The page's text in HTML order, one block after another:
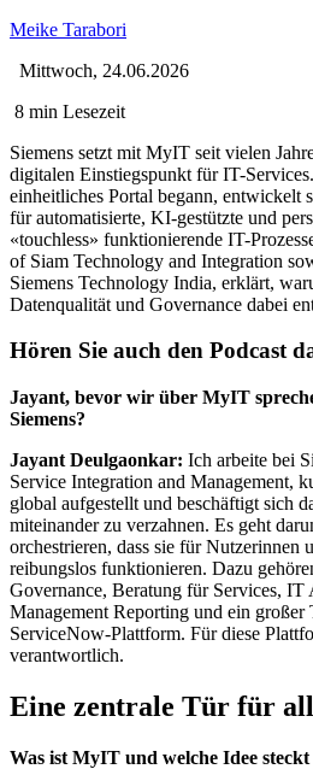
Meike Tarabori
Mittwoch, 24.06.2026
8 min Lesezeit
Siemens setzt mit MyIT seit vielen
digitalen Einstiegspunkt für IT-
einheitliches Portal begann, entwickelt
für automatisierte, KI-gestützte und
«touchless» funktionierende IT-
of Siam Technology and Integration
Siemens Technology India, erklärt,
Datenqualität und Governance dabei
Hören Sie auch den Podcast
Jayant, bevor wir über MyIT
Siemens?
Jayant Deulgaonkar: Ich arbeite bei
Service Integration and Management,
global aufgestellt und beschäftigt sich
miteinander zu verzahnen. Es geht
orchestrieren, dass sie für Nutzerinnen
reibungslos funktionieren. Dazu
Governance, Beratung für Services, IT
Management Reporting und ein großer
ServiceNow-Plattform. Für diese
verantwortlich.
Eine zentrale Tür für
Was ist MyIT und welche Idee